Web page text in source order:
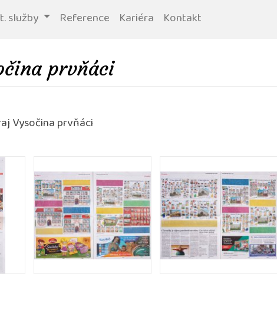
služby Reference Kariéra Kontakt
prvňáci
Vysočina prvňáci